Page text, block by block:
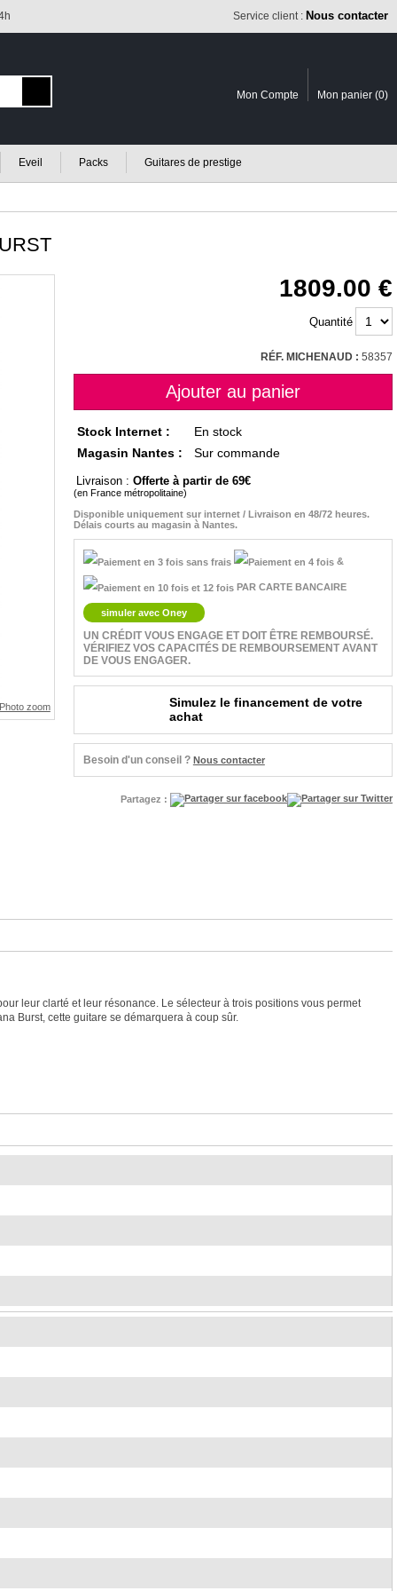
Service client : Nous contacter
Mon Compte Mon panier (0)
Eveil Packs Guitares de prestige
1809.00
Quantité
RÉF. MICHENAUD : 58357
Stock Internet :
En stock
Magasin Nantes :
Sur commande
Livraison : Offerte à partir de 69
(en France métropolitaine)
Disponible uniquement sur internet / Livraison en 48/72 heures.
Délais courts au magasin à Nantes.
&
PAR CARTE BANCAIRE
simuler avec Oney
UN CRÉDIT VOUS ENGAGE ET DOIT ÊTRE REMBOURSÉ.
VÉRIFIEZ VOS CAPACITÉS DE REMBOURSEMENT AVANT
DE VOUS ENGAGER.
Simulez le financement de votre
achat
Besoin d'un conseil ? Nous contacter
Partagez :
leur clarté et leur résonance. Le sélecteur à trois positions vous permet
Burst, cette guitare se démarquera à coup sûr.